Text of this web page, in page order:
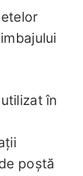
în
poștă